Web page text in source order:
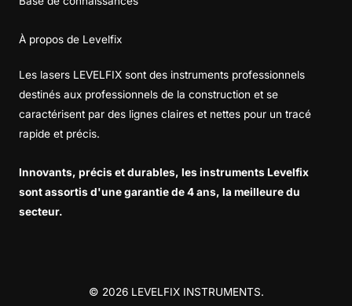
À propos de Levelfix
Les lasers LEVELFIX sont des instruments professionnels
destinés aux professionnels de la construction et se
caractérisent par des lignes claires et nettes pour un tracé
rapide et précis.
Innovants, précis et durables, les instruments Levelfix
sont assortis d'une garantie de 4 ans, la meilleure du
secteur.
© 2026 LEVELFIX INSTRUMENTS.